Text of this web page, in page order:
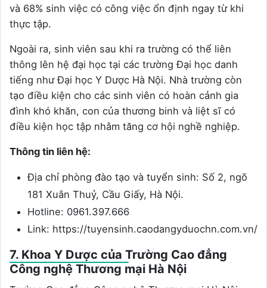
và 68% sinh việc có công việc ổn định ngay từ khi
thực tập.
Ngoài ra, sinh viên sau khi ra trường có thể liên
thông lên hệ đại học tại các trường Đại học danh
tiếng như Đại học Y Dược Hà Nội. Nhà trường còn
tạo điều kiện cho các sinh viên có hoàn cảnh gia
đình khó khăn, con của thương binh và liệt sĩ có
điều kiện học tập nhằm tăng cơ hội nghề nghiệp.
Thông tin liên hệ:
Địa chỉ phòng đào tạo và tuyển sinh: Số 2, ngõ
181 Xuân Thuỷ, Cầu Giấy, Hà Nội.
Hotline: 0961.397.666
Link: https://tuyensinh.caodangyduochn.com.vn/
7. Khoa Y Dược của Trường Cao đẳng
Công nghệ Thương mại Hà Nội